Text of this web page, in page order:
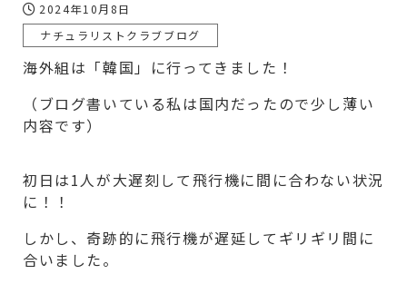
2024年10月8日
ナチュラリストクラブブログ
海外組は「韓国」に行ってきました！
（ブログ書いている私は国内だったので少し薄い
内容です）
初日は1人が大遅刻して飛行機に間に合わない状況
に！！
しかし、奇跡的に飛行機が遅延してギリギリ間に
合いました。